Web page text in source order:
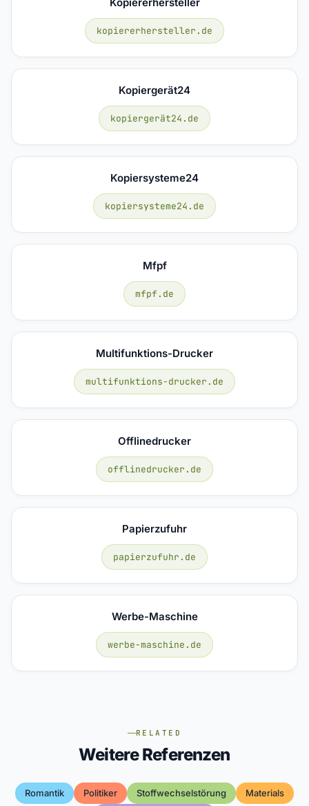
kopiererhersteller.de
Kopiergerät24
kopiergerät24.de
Kopiersysteme24
kopiersysteme24.de
Mfpf
mfpf.de
Multifunktions-Drucker
multifunktions-drucker.de
Offlinedrucker
offlinedrucker.de
Papierzufuhr
papierzufuhr.de
Werbe-Maschine
werbe-maschine.de
RELATED
Weitere Referenzen
Romantik Politiker Stoffwechselstörung Materials